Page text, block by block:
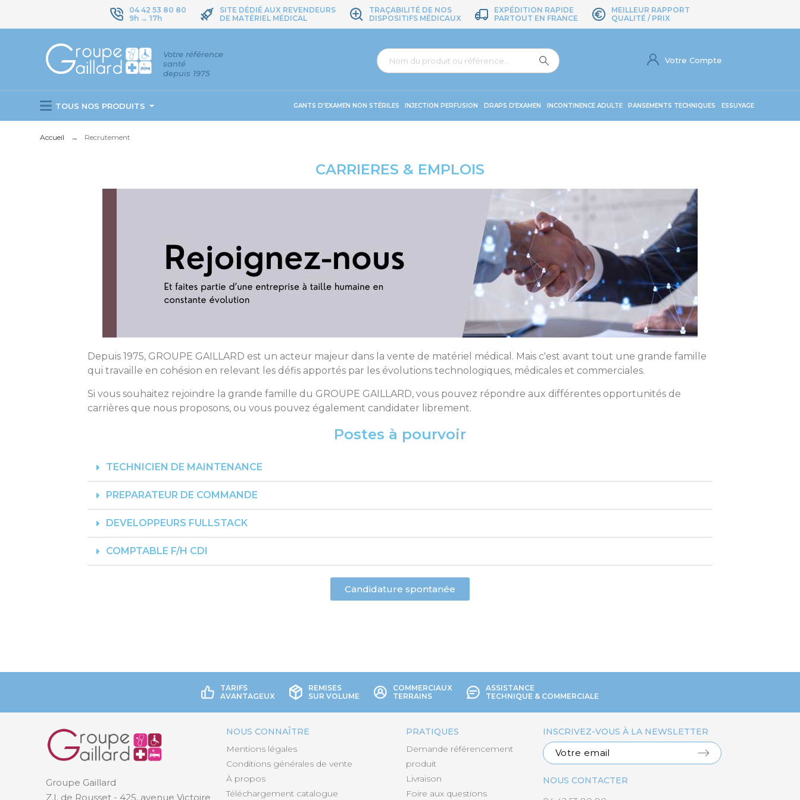
04 42 53 80 80
9h → 17h
SITE DÉDIÉ AUX REVENDEURS
DE MATÉRIEL MÉDICAL
TRAÇABILITÉ DE NOS
DISPOSITIFS MÉDICAUX
EXPÉDITION RAPIDE
PARTOUT EN FRANCE
MEILLEUR RAPPORT
QUALITÉ / PRIX
Votre référence
santé
depuis 1975
Votre Compte
TOUS NOS PRODUITS GANTS D'EXAMEN NON STÉRILES INJECTION PERFUSION DRAPS D’EXAMEN INCONTINENCE ADULTE PANSEMENTS TECHNIQUES ESSUYAGE
Accueil Recrutement
CARRIERES & EMPLOIS
Depuis 1975, GROUPE GAILLARD est un acteur majeur dans la vente de matériel médical. Mais c'est avant tout une grande famille
qui travaille en cohésion en relevant les défis apportés par les évolutions technologiques, médicales et commerciales.
Si vous souhaitez rejoindre la grande famille du GROUPE GAILLARD, vous pouvez répondre aux différentes opportunités de
carrières que nous proposons, ou vous pouvez également candidater librement.
Postes à pourvoir
TECHNICIEN DE MAINTENANCE
PREPARATEUR DE COMMANDE
DEVELOPPEURS FULLSTACK
COMPTABLE F/H CDI
Candidature spontanée
TARIFS
AVANTAGEUX
REMISES
SUR VOLUME
COMMERCIAUX
TERRAINS
ASSISTANCE
TECHNIQUE & COMMERCIALE
Groupe Gaillard
Z.I. de Rousset - 425, avenue Victoire
NOUS CONNAÎTRE
Mentions légales
Conditions générales de vente
À propos
Téléchargement catalogue
PRATIQUES
Demande référencement
produit
Livraison
Foire aux questions
INSCRIVEZ-VOUS À LA NEWSLETTER
NOUS CONTACTER